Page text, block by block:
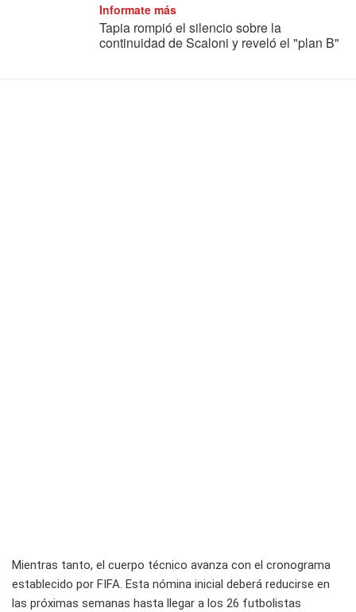
Informate más
Tapia rompió el silencio sobre la
continuidad de Scaloni y reveló el "plan B"
Mientras tanto, el cuerpo técnico avanza con el cronograma
establecido por FIFA. Esta nómina inicial deberá reducirse en
las próximas semanas hasta llegar a los 26 futbolistas